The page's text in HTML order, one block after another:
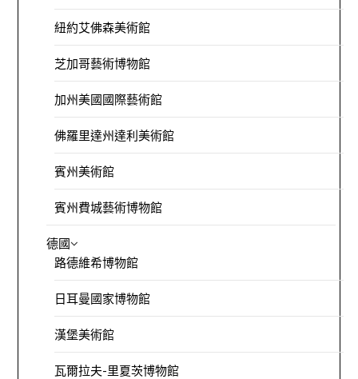
紐約艾佛森美術館
芝加哥藝術博物館
加州美國國際藝術館
佛羅里達州達利美術館
賓州美術館
賓州費城藝術博物館
德國
路德維希博物館
日耳曼國家博物館
漢堡美術館
瓦爾拉夫-里夏茨博物館